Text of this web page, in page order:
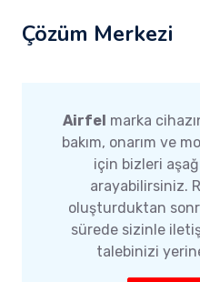
Çözüm Merkezi
Airfel marka
bakım, onarım ve
için bizleri
arayabilirsiniz.
oluşturduktan
sürede sizinle
talebinizi